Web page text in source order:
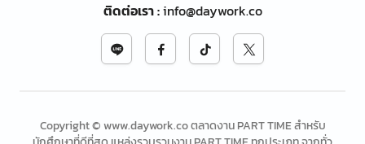
ติดต่อเรา:info@daywork.co
Copyright © www.daywork.co ตลาดงาน PART TIME สำหรับ